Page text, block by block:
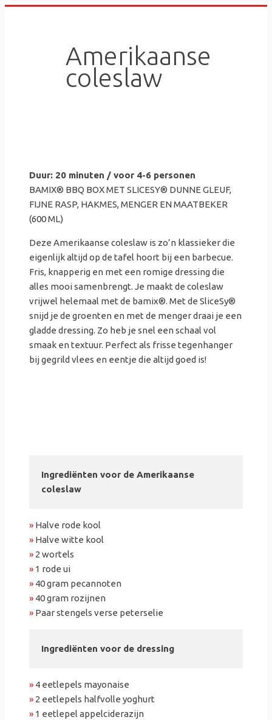
Amerikaanse
coleslaw
Duur: 20 minuten / voor 4-6 personen
BAMIX® BBQ BOX MET SLICESY® DUNNE GLEUF,
FIJNE RASP, HAKMES, MENGER EN MAATBEKER
(600 ML)
Deze Amerikaanse coleslaw is zo’n klassieker die
eigenlijk altijd op de tafel hoort bij een barbecue.
Fris, knapperig en met een romige dressing die
alles mooi samenbrengt. Je maakt de coleslaw
vrijwel helemaal met de bamix®. Met de SliceSy®
snijd je de groenten en met de menger draai je een
gladde dressing. Zo heb je snel een schaal vol
smaak en textuur. Perfect als frisse tegenhanger
bij gegrild vlees en eentje die altijd goed is!
Ingrediënten voor de Amerikaanse
coleslaw
» Halve rode kool
» Halve witte kool
» 2 wortels
» 1 rode ui
» 40 gram pecannoten
» 40 gram rozijnen
» Paar stengels verse peterselie
Ingrediënten voor de dressing
» 4 eetlepels mayonaise
» 2 eetlepels halfvolle yoghurt
» 1 eetlepel appelciderazijn